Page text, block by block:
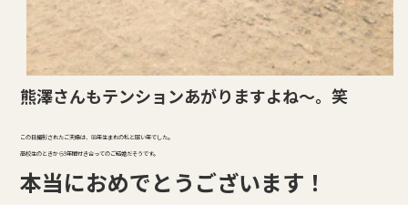
熊澤さんもテンションあがりますよね～。笑
この日撮影されたご夫婦は、88年生まれの私と同い年でした。
高校生のときから9年間付き合ってのご結婚だそうです。
本当におめでとうございます！